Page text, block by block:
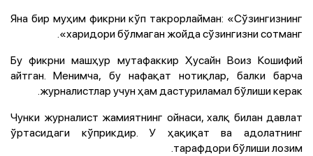
Яна бир муҳим фикрни кўп такрорлайман: «Сўзингизнинг
харидори бўлмаган жойда сўзингизни сотманг».
Бу фикрни машҳур мутафаккир Ҳусайн Воиз Кошифий
айтган. Менимча, бу нафақат нотиқлар, балки барча
журналистлар учун ҳам дастуриламал бўлиши керак.
Чунки журналист жамиятнинг ойнаси, халқ билан давлат
ўртасидаги кўприкдир. У ҳақиқат ва адолатнинг
тарафдори бўлиши лозим.